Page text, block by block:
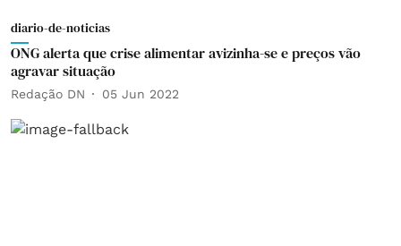
diario-de-noticias
ONG alerta que crise alimentar avizinha-se e preços vão
agravar situação
Redação DN 05 Jun 2022